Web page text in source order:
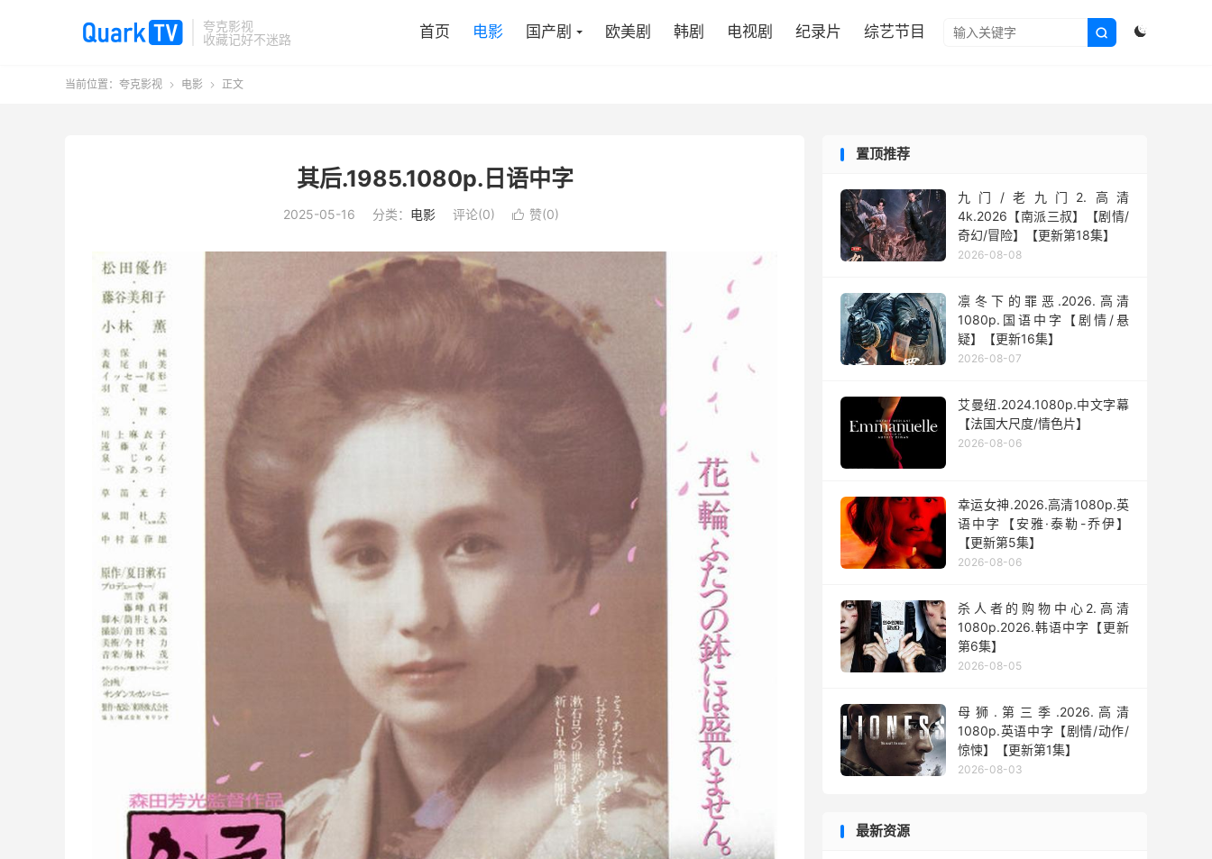
夸克影视
收藏记好不迷路


首页 电影 国产剧 欧美剧 韩剧 电视剧 纪录片 综艺节目
当前位置： 夸克影视  电影  正文
其后.1985.1080p.日语中字
2025-05-16 分类： 电影 评论(0)  赞(0)
置顶推荐
九门/老九门2.高清
4k.2026【南派三叔】【剧情/
奇幻/冒险】【更新第18集】
2026-08-08
凛冬下的罪恶.2026.高清
1080p.国语中字【剧情/悬
疑】【更新16集】
2026-08-07
艾曼纽.2024.1080p.中文字幕
【法国大尺度/情色片】
2026-08-06
幸运女神.2026.高清1080p.英
语中字【安雅·泰勒-乔伊】
【更新第5集】
2026-08-06
杀人者的购物中心2.高清
1080p.2026.韩语中字【更新
第6集】
2026-08-05
母狮.第三季.2026.高清
1080p.英语中字【剧情/动作/
惊悚】【更新第1集】
2026-08-03
最新资源